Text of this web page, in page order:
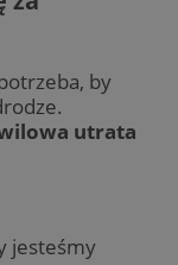
by
utrata
jesteśmy